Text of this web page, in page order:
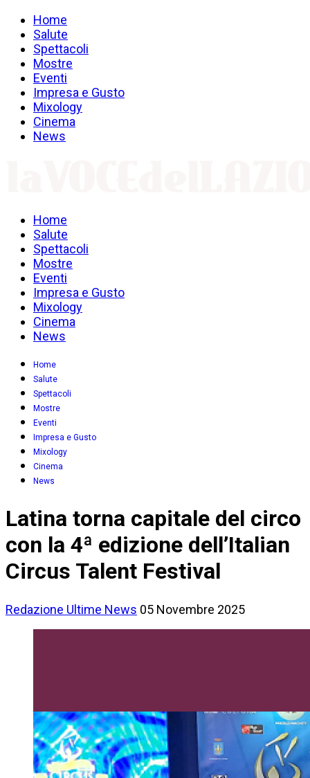
Home
Salute
Spettacoli
Mostre
Eventi
Impresa e Gusto
Mixology
Cinema
News
Home
Salute
Spettacoli
Mostre
Eventi
Impresa e Gusto
Mixology
Cinema
News
Home
Salute
Spettacoli
Mostre
Eventi
Impresa e Gusto
Mixology
Cinema
News
Latina torna capitale del circo
con la 4ª edizione dell’Italian
Circus Talent Festival
Redazione Ultime News 05 Novembre 2025